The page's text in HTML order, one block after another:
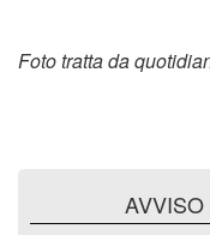
Foto tratta da